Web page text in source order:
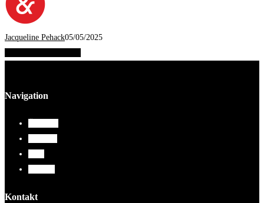
Jacqueline Pehack05/05/2025
Navigation
Kontakt